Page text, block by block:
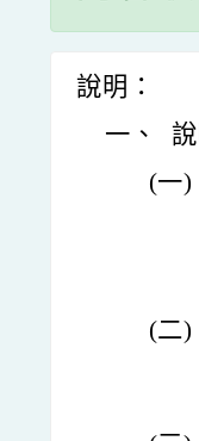
說明：
一、
(一)
(二)